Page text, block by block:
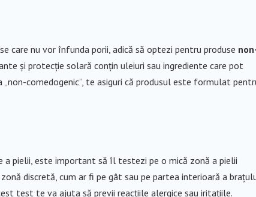
care nu vor înfunda porii, adică să optezi pentru produse
și protecție solară conțin uleiuri sau ingrediente care pot
comedogenic”, te asiguri că produsul este formulat
a pielii, este important să îl testezi pe o mică zonă a pielii
discretă, cum ar fi pe gât sau pe partea interioară a
test te va ajuta să previi reacțiile alergice sau iritațiile.